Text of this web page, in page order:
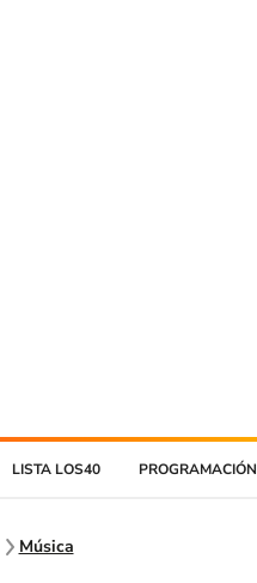
LISTA LOS40 PROGRAMACIÓN
Música